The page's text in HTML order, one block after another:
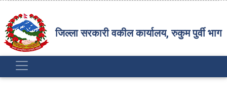
जिल्ला सरकारी वकील कार्यालय, रुकुम पुर्वी भाग